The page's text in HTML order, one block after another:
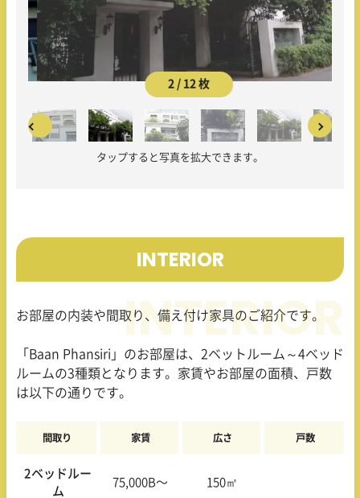
2 / 12 枚
タップすると写真を拡大できます。
INTERIOR
お部屋の内装や間取り、備え付け家具のご紹介です。
「Baan Phansiri」のお部屋は、2ベットルーム～4ベッド
ルームの3種類となります。家賃やお部屋の面積、戸数
は以下の通りです。
間取り 家賃 広さ 戸数
2ベッドルー
ム
75,000B〜 150㎡